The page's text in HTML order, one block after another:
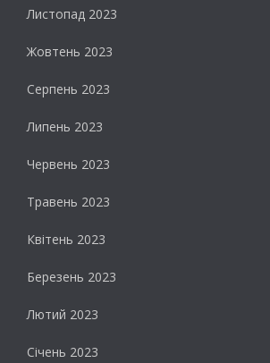
Листопад 2023
Жовтень 2023
Серпень 2023
Липень 2023
Червень 2023
Травень 2023
Квітень 2023
Березень 2023
Лютий 2023
Січень 2023